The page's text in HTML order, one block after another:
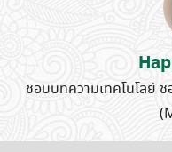
ชอบบทความเทคโนโลยี